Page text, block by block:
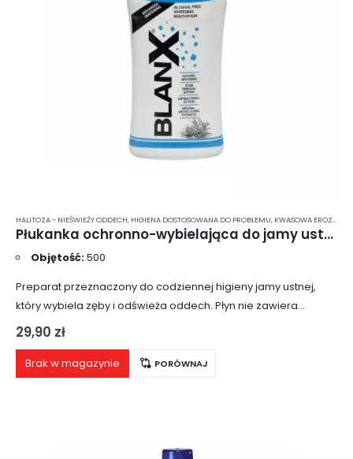
HALITOZA - NIEŚWIEŻY ODDECH, HIGIENA DOSTOSOWANA DO PROBLEMU, KWASOWA EROZJA SZKLIWA
Płukanka ochronno-wybielająca do jamy ustnej Blanx bez alkoholu 500ml
Objętość:500
Preparat przeznaczony do codziennej higieny jamy ustnej,
który wybiela zęby i odświeża oddech. Płyn nie zawiera
alkoholu. Jego formuła zawiera ekstrakt z porostu
islandzkiego, który działa ochronnie i wzmacniająco.
Pomaga…
29,90 zł
Brak w magazynie PORÓWNAJ